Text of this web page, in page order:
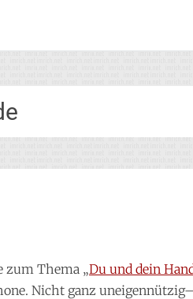
zum Thema „Du und dein
Nicht ganz